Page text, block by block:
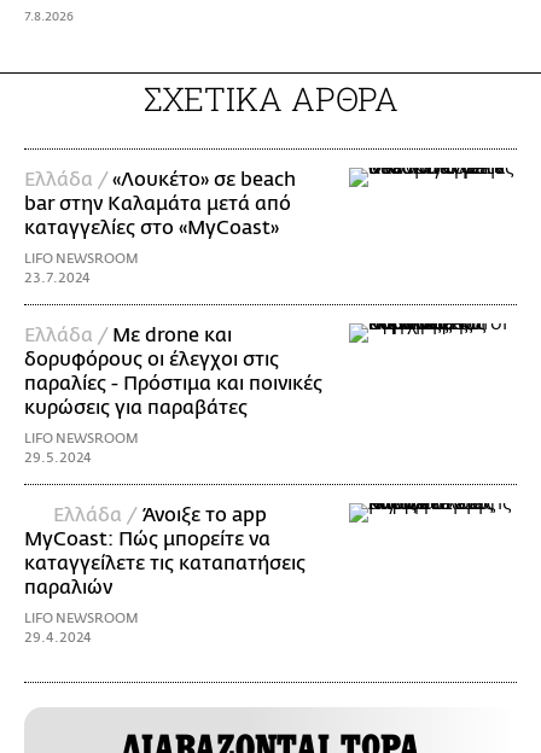
7.8.2026
ΣΧΕΤΙΚΑ ΑΡΘΡΑ
Ελλάδα /«Λουκέτο» σε beach
bar στην Καλαμάτα μετά από
καταγγελίες στο «MyCoast»
LIFO NEWSROOM
23.7.2024
Ελλάδα / Με drone και
δορυφόρους οι έλεγχοι στις
παραλίες - Πρόστιμα και ποινικές
κυρώσεις για παραβάτες
LIFO NEWSROOM
29.5.2024
Ελλάδα / Άνοιξε το app
MyCoast: Πώς μπορείτε να
καταγγείλετε τις καταπατήσεις
παραλιών
LIFO NEWSROOM
29.4.2024